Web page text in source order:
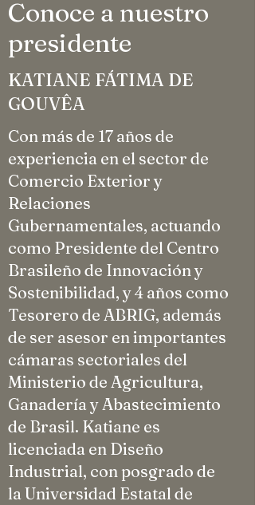
Conoce a nuestro
presidente
KATIANE FÁTIMA DE
GOUVÊA
Con más de 17 años de
experiencia en el sector de
Comercio Exterior y
Relaciones
Gubernamentales, actuando
como Presidente del Centro
Brasileño de Innovación y
Sostenibilidad, y 4 años como
Tesorero de ABRIG, además
de ser asesor en importantes
cámaras sectoriales del
Ministerio de Agricultura,
Ganadería y Abastecimiento
de Brasil. Katiane es
licenciada en Diseño
Industrial, con posgrado de
la Universidad Estatal de